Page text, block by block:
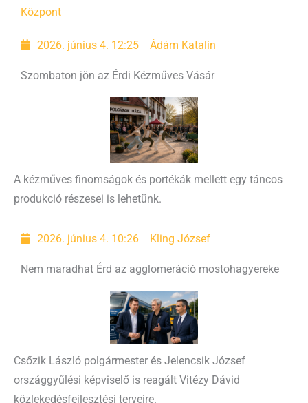
Központ
2026. június 4. 12:25 Ádám Katalin
Szombaton jön az Érdi Kézműves Vásár
A kézműves finomságok és portékák mellett egy táncos
produkció részesei is lehetünk.
2026. június 4. 10:26 Kling József
Nem maradhat Érd az agglomeráció mostohagyereke
Csőzik László polgármester és Jelencsik József
országgyűlési képviselő is reagált Vitézy Dávid
közlekedésfejlesztési terveire.